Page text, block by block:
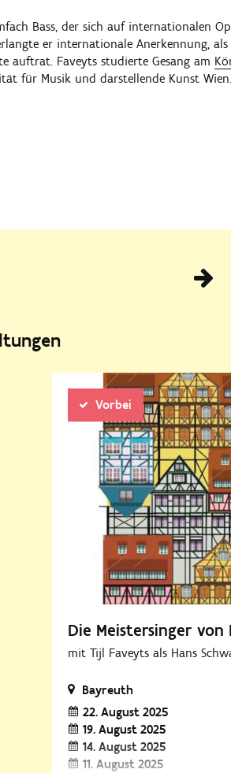
Bass, der sich auf internationalen
er internationale Anerkennung,
auftrat. Faveyts studierte Gesang am
für Musik und darstellende Kunst Wien.
Vorbei
Die Meistersinger von
mit Tijl Faveyts als Hans
Bayreuth
22. August 2025
19. August 2025
14. August 2025
11. August 2025